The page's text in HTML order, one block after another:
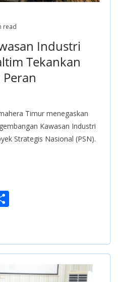
read
Industri
Tekankan
Timur menegaskan
Kawasan Industri
Strategis Nasional (PSN).
e